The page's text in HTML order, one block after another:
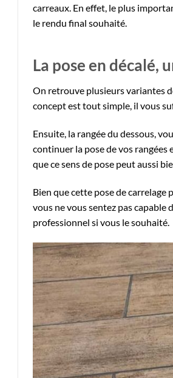
carreaux. En effet, le plus
le rendu final souhaité.
La pose en décalé,
On retrouve plusieurs variantes
concept est tout simple, il vous
Ensuite, la rangée du dessous,
continuer la pose de vos rangées
que ce sens de pose peut aussi
Bien que cette pose de carrelage
vous ne vous sentez pas capable
professionnel si vous le souhaité.